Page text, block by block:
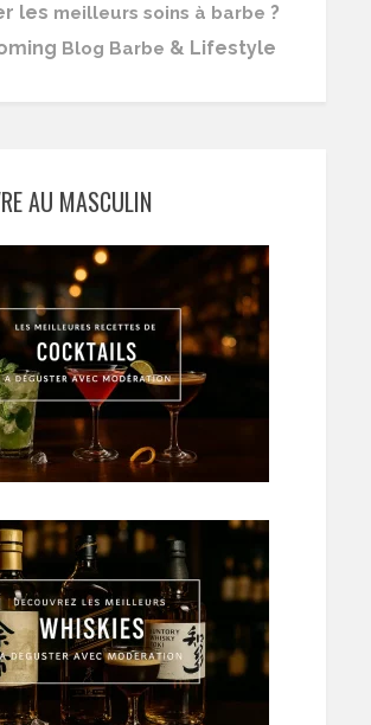
les meilleurs soins à barbe ?
Blog Barbe & Lifestyle
AU MASCULIN